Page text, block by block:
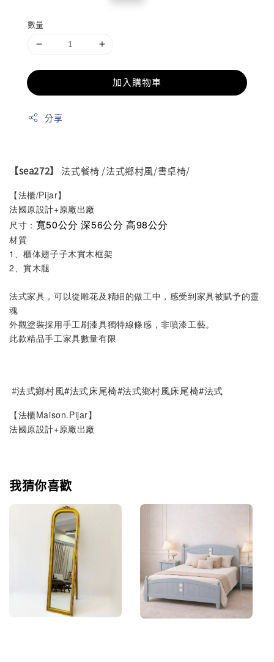
數量
加入購物車
分享
【sea272】 法式餐椅 /法式鄉村風/書桌椅/
【法櫃/Pijar】
法國原設計+原廠出廠
尺寸： 寬50公分 深56公分 高98公分
材質
1、櫃体翅子子木實木框架
2、實木腿
法式家具，可以從雕花及精細的做工中，感受到家具被賦予的靈
魂
外觀塗裝採用手工刷漆具獨特線條感，非噴漆工藝。
此款精品手工家具數量有限
#法式鄉村風#法式床尾椅#法式鄉村風床尾椅#法式
【法櫃Maison.Pijar】
法國原設計+原廠出廠
我猜你喜歡